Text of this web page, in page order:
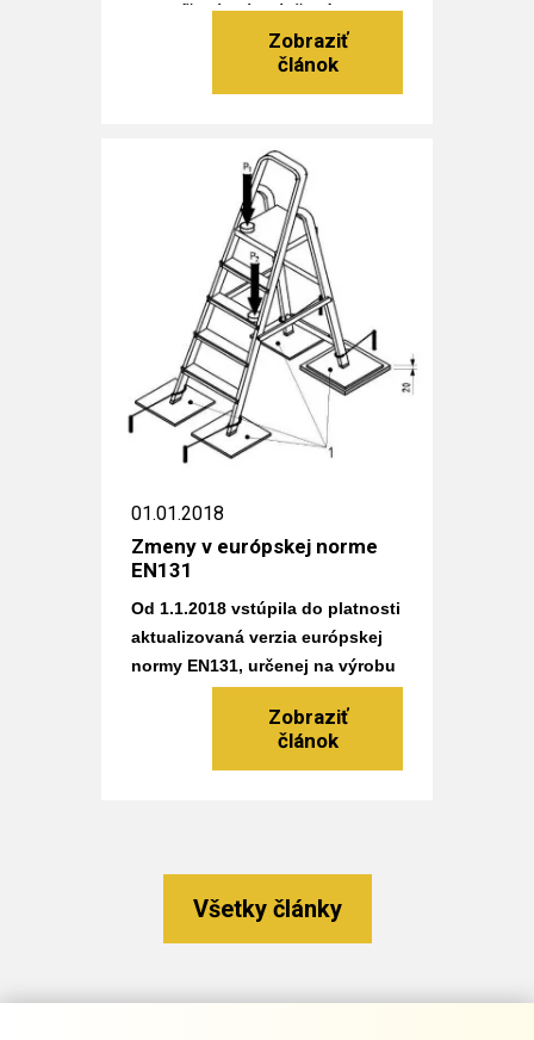
na zníženie cien lešení
ProTube F, S, L a TeleSafe XL
od spoločnosti CAGSAN.
Čítať viac
01.01.2018
Zmeny v európskej norme
EN131
Od 1.1.2018 vstúpila do platnosti
aktualizovaná verzia európskej
normy EN131, určenej na výrobu
Všetky články